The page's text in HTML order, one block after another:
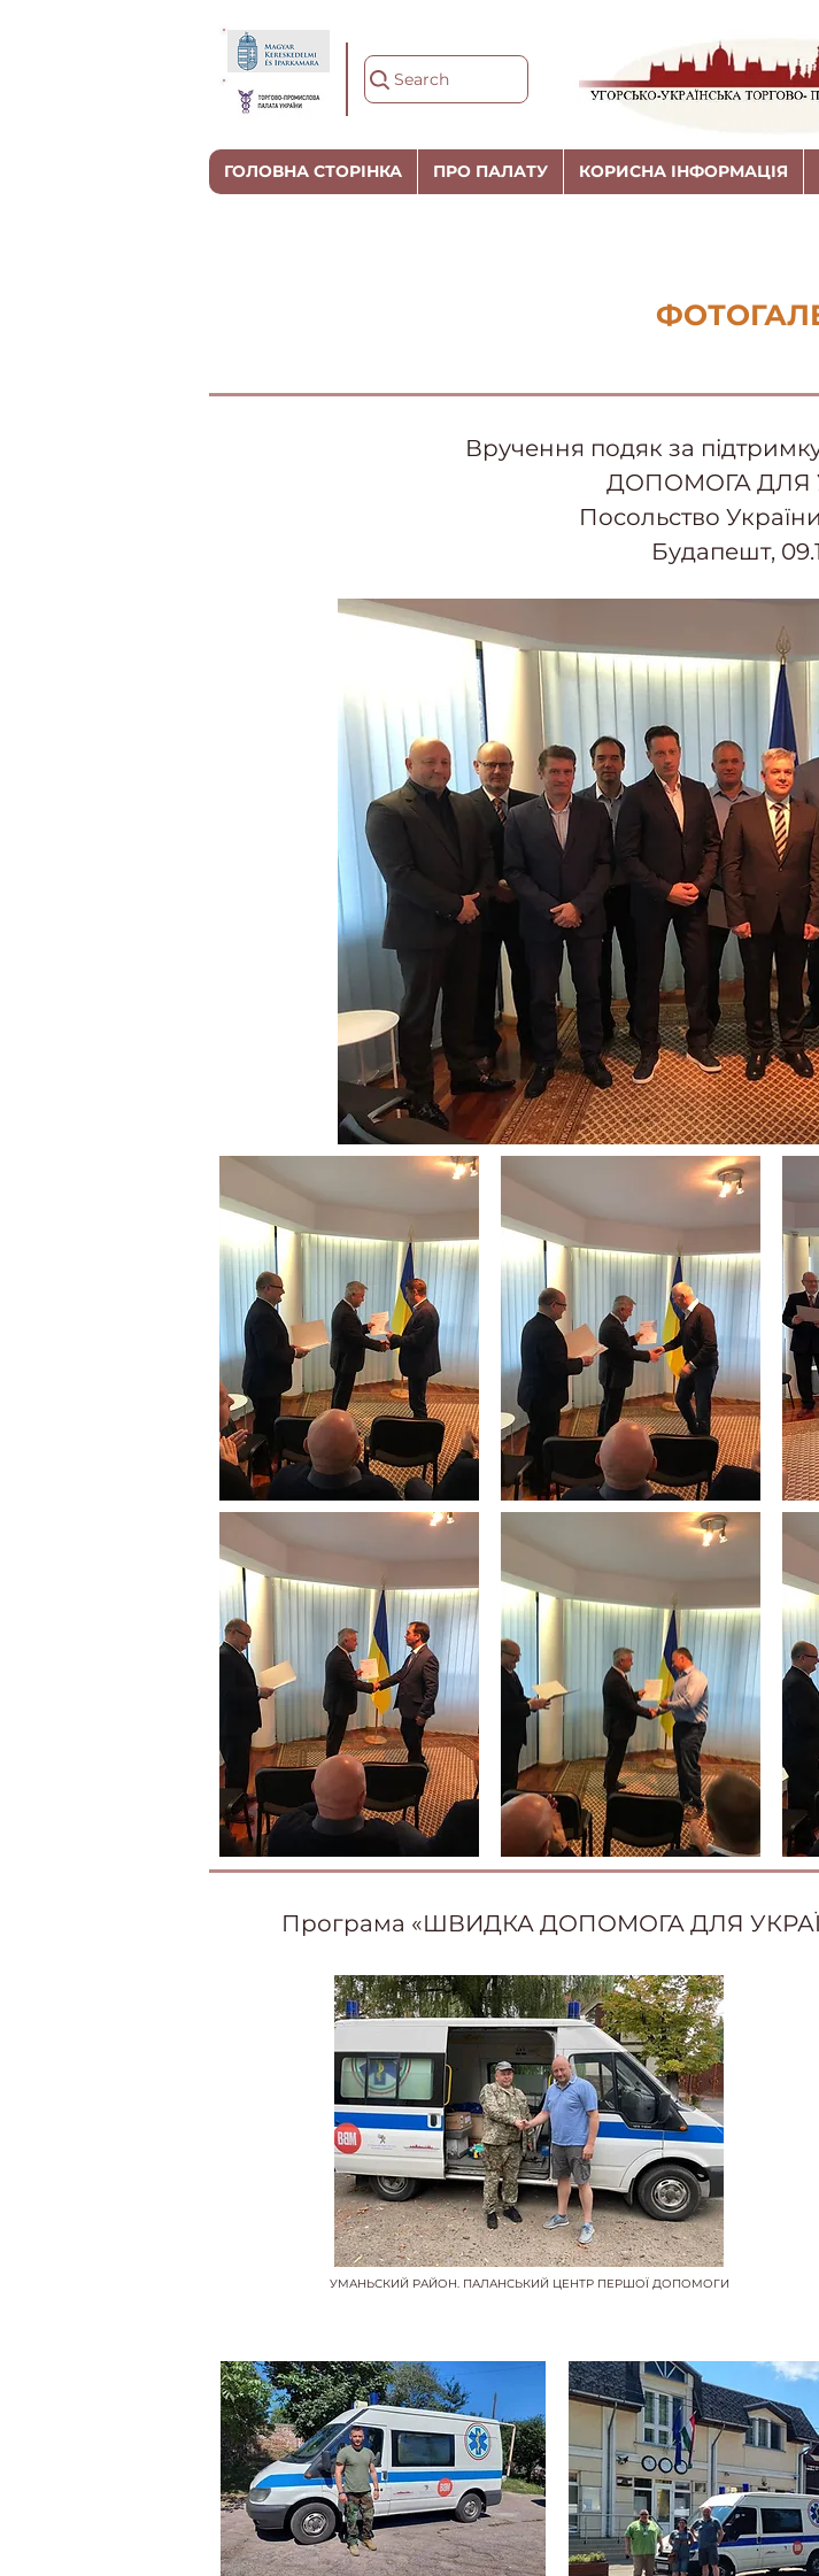
Search
ГОЛОВНА СТОРІНКА ПРО ПАЛАТУ КОРИСНА ІНФОРМАЦІЯ
Вручення подяк за
ДОПОМОГА ДЛЯ
Посольство
Будапешт,
Програма «ШВИДКА ДОПОМОГА ДЛЯ
УМАНЬСКИЙ РАЙОН. ПАЛАНСЬКИЙ ЦЕНТР ПЕРШОЇ ДОПОМОГИ